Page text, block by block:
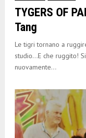
TYGERS OF
Tang
Le tigri tornano a
studio…E che ruggito!
nuovamente...